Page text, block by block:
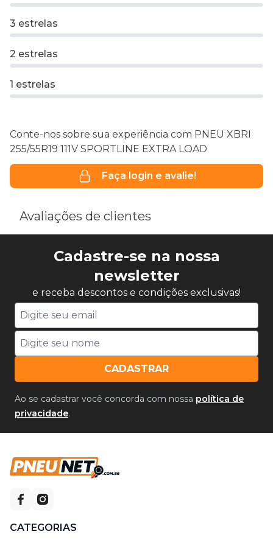
3 estrelas
2 estrelas
1 estrelas
Conte-nos sobre sua experiência com PNEU XBRI
255/55R19 111V SPORTLINE EXTRA LOAD
Faça login e avalie!
Avaliações de clientes
Cadastre-se na nossa
newsletter
e receba descontos e condições exclusivas!
CADASTRAR
Ao se cadastrar você concorda com nossa política de
privacidade.
CATEGORIAS